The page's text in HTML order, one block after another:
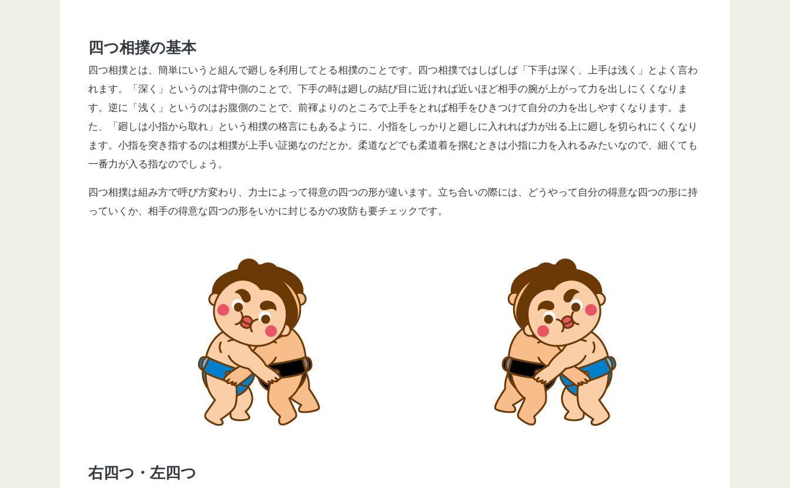
四つ相撲の基本
四つ相撲とは、簡単にいうと組んで廻しを利用してとる相撲のことです。四つ相撲ではしばしば「下手は深く、上手は浅く」とよく言わ
れます。「深く」というのは背中側のことで、下手の時は廻しの結び目に近ければ近いほど相手の腕が上がって力を出しにくくなりま
す。逆に「浅く」というのはお腹側のことで、前褌よりのところで上手をとれば相手をひきつけて自分の力を出しやすくなります。ま
た、「廻しは小指から取れ」という相撲の格言にもあるように、小指をしっかりと廻しに入れれば力が出る上に廻しを切られにくくなり
ます。小指を突き指するのは相撲が上手い証拠なのだとか。柔道などでも柔道着を掴むときは小指に力を入れるみたいなので、細くても
一番力が入る指なのでしょう。
四つ相撲は組み方で呼び方変わり、力士によって得意の四つの形が違います。立ち合いの際には、どうやって自分の得意な四つの形に持
っていくか、相手の得意な四つの形をいかに封じるかの攻防も要チェックです。
右四つ・左四つ